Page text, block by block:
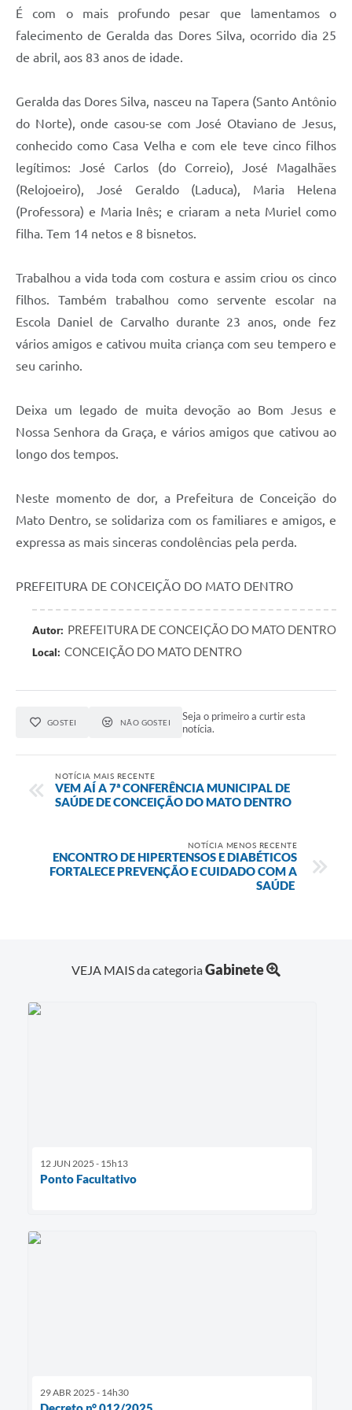
Notificações de Penalidades – Decisões
Notificações Ambientais
Conselho Municipal de Conservação e Defesa do
Meio Ambiente-CODEMA
Galeria de Fotos
Contratos
Audiências Públicas
Galeria de Vídeos
Projetos
Links
A Prefeitura
É com o mais profundo pesar que lamentamos o
falecimento de Geralda das Dores Silva, ocorrido dia 25
de abril, aos 83 anos de idade.
Geralda das Dores Silva, nasceu na Tapera (Santo Antônio
do Norte), onde casou-se com José Otaviano de Jesus,
conhecido como Casa Velha e com ele teve cinco filhos
legítimos: José Carlos (do Correio), José Magalhães
(Relojoeiro), José Geraldo (Laduca), Maria Helena
(Professora) e Maria Inês; e criaram a neta Muriel como
filha. Tem 14 netos e 8 bisnetos.
Trabalhou a vida toda com costura e assim criou os cinco
filhos. Também trabalhou como servente escolar na
Escola Daniel de Carvalho durante 23 anos, onde fez
vários amigos e cativou muita criança com seu tempero e
seu carinho.
Deixa um legado de muita devoção ao Bom Jesus e
Nossa Senhora da Graça, e vários amigos que cativou ao
longo dos tempos.
Neste momento de dor, a Prefeitura de Conceição do
Mato Dentro, se solidariza com os familiares e amigos, e
expressa as mais sinceras condolências pela perda.
PREFEITURA DE CONCEIÇÃO DO MATO DENTRO
Autor: PREFEITURA DE CONCEIÇÃO DO MATO DENTRO
Local: CONCEIÇÃO DO MATO DENTRO
GOSTEI NÃO GOSTEI
Seja o primeiro a curtir esta
notícia.
NOTÍCIA MAIS RECENTE
VEM AÍ A 7ª CONFERÊNCIA MUNICIPAL DE
SAÚDE DE CONCEIÇÃO DO MATO DENTRO
NOTÍCIA MENOS RECENTE
ENCONTRO DE HIPERTENSOS E DIABÉTICOS
FORTALECE PREVENÇÃO E CUIDADO COM A
SAÚDE
VEJA MAIS da categoriaGabinete
12 JUN 2025 - 15h13
Ponto Facultativo
29 ABR 2025 - 14h30